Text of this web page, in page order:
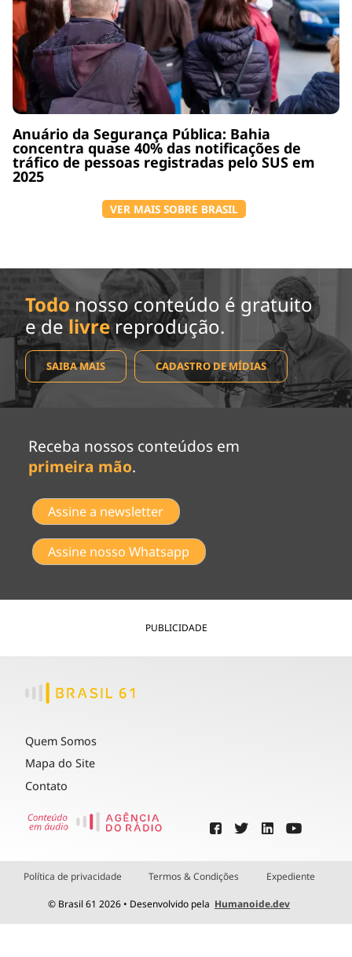
Anuário da Segurança Pública: Bahia
concentra quase 40% das notificações de
tráfico de pessoas registradas pelo SUS em
2025
VER MAIS SOBRE BRASIL
Todo nosso conteúdo é gratuito
e de livrereprodução.
SAIBA MAIS CADASTRO DE MÍDIAS
Receba nossos conteúdos em
primeira mão.
Assine a newsletter
Assine nosso Whatsapp
PUBLICIDADE
Quem Somos
Mapa do Site
Contato
Política de privacidade Termos & Condições Expediente
© Brasil 61 2026 • Desenvolvido pela Humanoide.dev